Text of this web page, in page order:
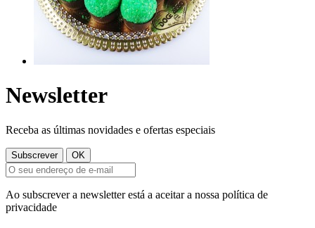
Newsletter
Receba as últimas novidades e ofertas especiais
Ao subscrever a newsletter está a aceitar a nossa política de
privacidade